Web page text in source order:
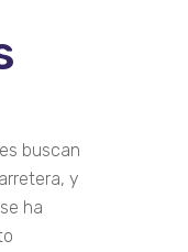
buscan
y
ha